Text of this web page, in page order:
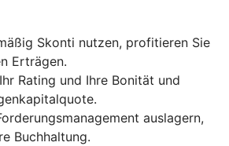
Skonti nutzen, profitieren Sie
Erträgen.
Rating und Ihre Bonität und
auslagern,
Buchhaltung.